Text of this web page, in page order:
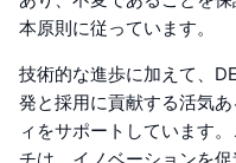
本原則に従っています。
技術的な進歩に加えて、
発と採用に貢献する活気
ィをサポートしています
チは、イノベーションを